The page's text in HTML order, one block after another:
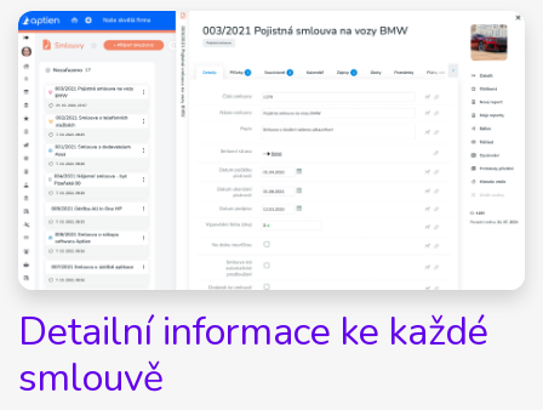
Detailní informace ke každé
smlouvě